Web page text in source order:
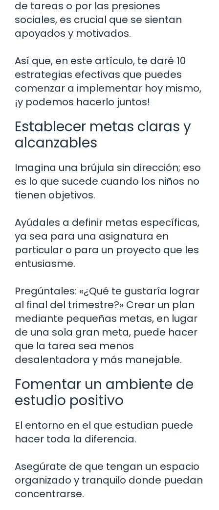
de tareas o por las presiones
sociales, es crucial que se sientan
apoyados y motivados.
Así que, en este artículo, te daré 10
estrategias efectivas que puedes
comenzar a implementar hoy mismo,
¡y podemos hacerlo juntos!
Establecer metas claras y
alcanzables
Imagina una brújula sin dirección; eso
es lo que sucede cuando los niños no
tienen objetivos.
Ayúdales a definir metas específicas,
ya sea para una asignatura en
particular o para un proyecto que les
entusiasme.
Pregúntales: «¿Qué te gustaría lograr
al final del trimestre?» Crear un plan
mediante pequeñas metas, en lugar
de una sola gran meta, puede hacer
que la tarea sea menos
desalentadora y más manejable.
Fomentar un ambiente de
estudio positivo
El entorno en el que estudian puede
hacer toda la diferencia.
Asegúrate de que tengan un espacio
organizado y tranquilo donde puedan
concentrarse.